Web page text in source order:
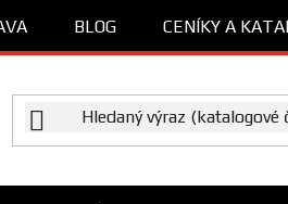
BLOG CENÍKY A